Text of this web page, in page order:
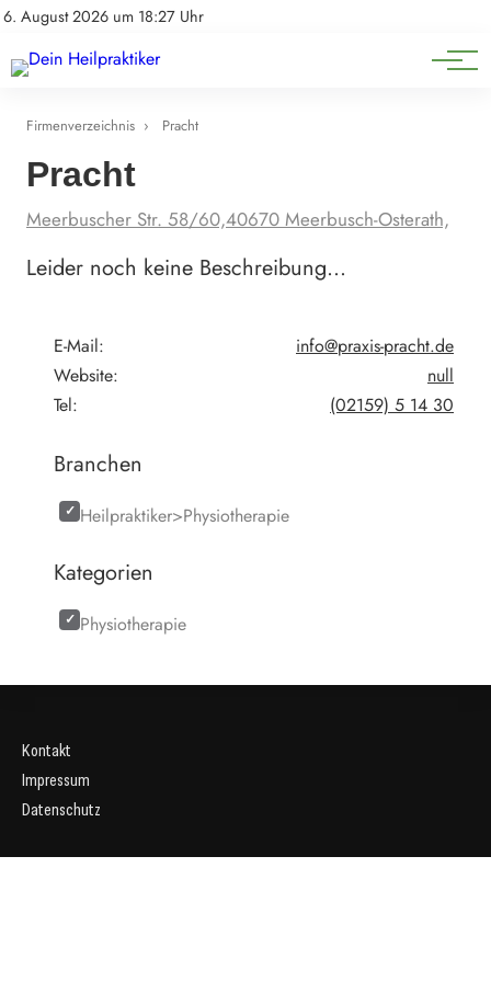
6. August 2026 um 18:27 Uhr
Impressum
Natürliche Medizin
Heilpflanzen & Kräuterkunde
Firmenverzeichnis › Pracht
Pracht
Meerbuscher Str. 58/60,40670 Meerbusch-Osterath,
Leider noch keine Beschreibung…
E-Mail:
info@praxis-pracht.de
Website:
null
Tel:
(02159) 5 14 30
Branchen
Heilpraktiker>Physiotherapie
Kategorien
Physiotherapie
Kontakt
Impressum
Datenschutz